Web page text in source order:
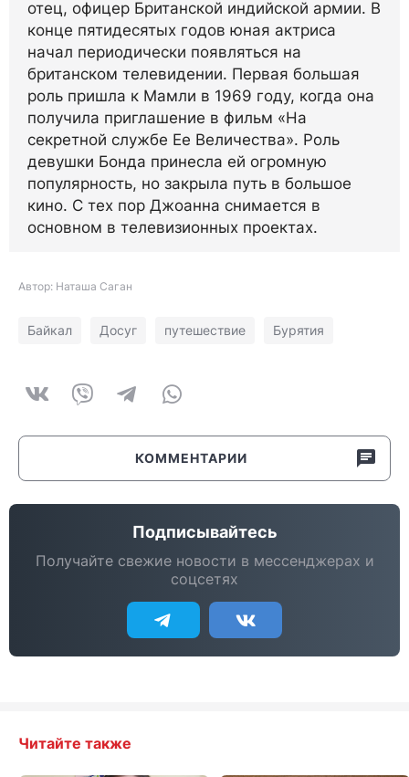
отец, офицер Британской индийской армии. В
конце пятидесятых годов юная актриса
начал периодически появляться на
британском телевидении. Первая большая
роль пришла к Мамли в 1969 году, когда она
получила приглашение в фильм «На
секретной службе Ее Величества». Роль
девушки Бонда принесла ей огромную
популярность, но закрыла путь в большое
кино. С тех пор Джоанна снимается в
основном в телевизионных проектах.
Автор: Наташа Саган
Байкал Досуг путешествие Бурятия
КОММЕНТАРИИ
Подписывайтесь
Получайте свежие новости в мессенджерах и
соцсетях
Читайте также